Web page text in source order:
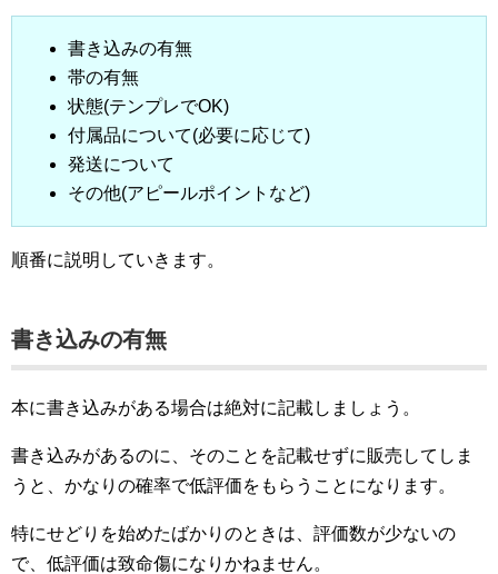
書き込みの有無
帯の有無
状態(テンプレでOK)
付属品について(必要に応じて)
発送について
その他(アピールポイントなど)
順番に説明していきます。
書き込みの有無
本に書き込みがある場合は絶対に記載しましょう。
書き込みがあるのに、そのことを記載せずに販売してしま
うと、かなりの確率で低評価をもらうことになります。
特にせどりを始めたばかりのときは、評価数が少ないの
で、低評価は致命傷になりかねません。